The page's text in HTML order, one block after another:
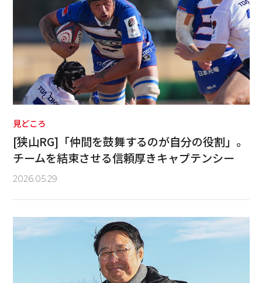
見どころ
[狭山RG]「仲間を鼓舞するのが自分の役割」。
チームを結束させる信頼厚きキャプテンシー
2026.05.29